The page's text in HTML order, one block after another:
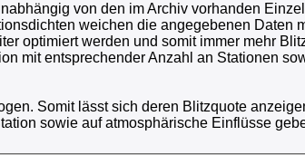
von den im Archiv vorhanden
weichen die angegebenen Daten
optimiert werden und somit immer mehr
mit entsprechender Anzahl an Stationen
Somit lässt sich deren Blitzquote
sowie auf atmosphärische Einflüsse